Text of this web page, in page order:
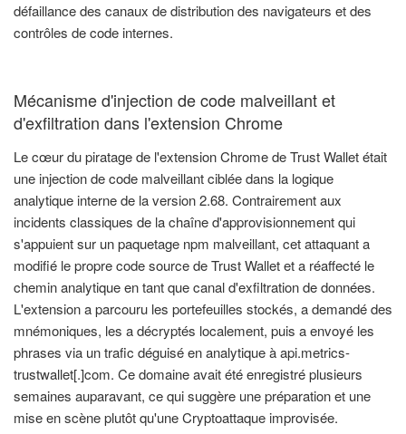
défaillance des canaux de distribution des navigateurs et des
contrôles de code internes.
Mécanisme d'injection de code malveillant et
d'exfiltration dans l'extension Chrome
Le cœur du piratage de l'extension Chrome de Trust Wallet était
une injection de code malveillant ciblée dans la logique
analytique interne de la version 2.68. Contrairement aux
incidents classiques de la chaîne d'approvisionnement qui
s'appuient sur un paquetage npm malveillant, cet attaquant a
modifié le propre code source de Trust Wallet et a réaffecté le
chemin analytique en tant que canal d'exfiltration de données.
L'extension a parcouru les portefeuilles stockés, a demandé des
mnémoniques, les a décryptés localement, puis a envoyé les
phrases via un trafic déguisé en analytique à api.metrics-
trustwallet[.]com. Ce domaine avait été enregistré plusieurs
semaines auparavant, ce qui suggère une préparation et une
mise en scène plutôt qu'une Cryptoattaque improvisée.